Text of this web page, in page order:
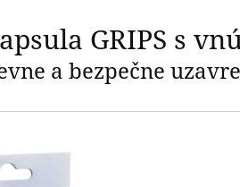
GRIPS s
a bezpečne